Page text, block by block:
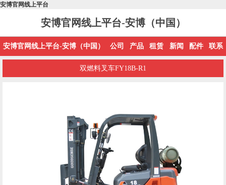
安博官网线上平台
安博官网线上平台-安博（中国）
安博官网线上平台-安博（中国） 公司 产品 租赁 新闻 配件 联系
双燃料叉车FY18B-R1